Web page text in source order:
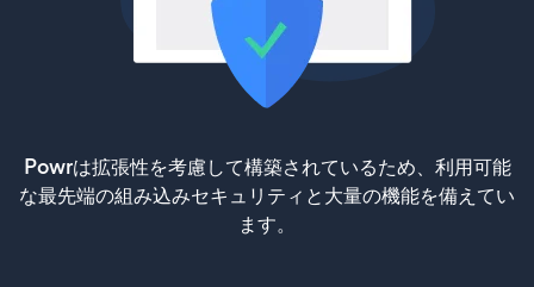
Powrは拡張性を考慮して構築されているため、利用可能
な最先端の組み込みセキュリティと大量の機能を備えてい
ます。